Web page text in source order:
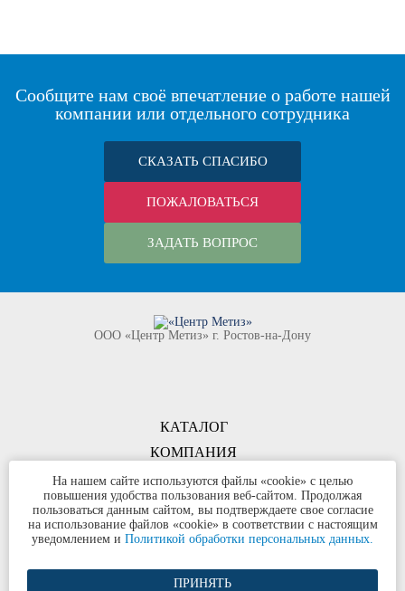
Сообщите нам своё впечатление о работе нашей
компании или отдельного сотрудника
СКАЗАТЬ СПАСИБО
ПОЖАЛОВАТЬСЯ
ЗАДАТЬ ВОПРОС
КОМПАНИЯ
ООО «Центр Метиз» г. Ростов-на-Дону
КАТАЛОГ
КОНТАКТЫ
©ООО «Центр Метиз» 2000-2026
Все права защищены
Политика конфиденциальности
На нашем сайте используются файлы «cookie» с целью
повышения удобства пользования веб-сайтом. Продолжая
пользоваться данным сайтом, вы подтверждаете свое согласие
на использование файлов «cookie» в соответствии с настоящим
уведомлением и Политикой обработки персональных данных.
ПРИНЯТЬ